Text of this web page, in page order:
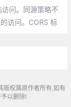
问。同源策略不
访问。CORS 标
版权属原作者所有,如有
以删除!